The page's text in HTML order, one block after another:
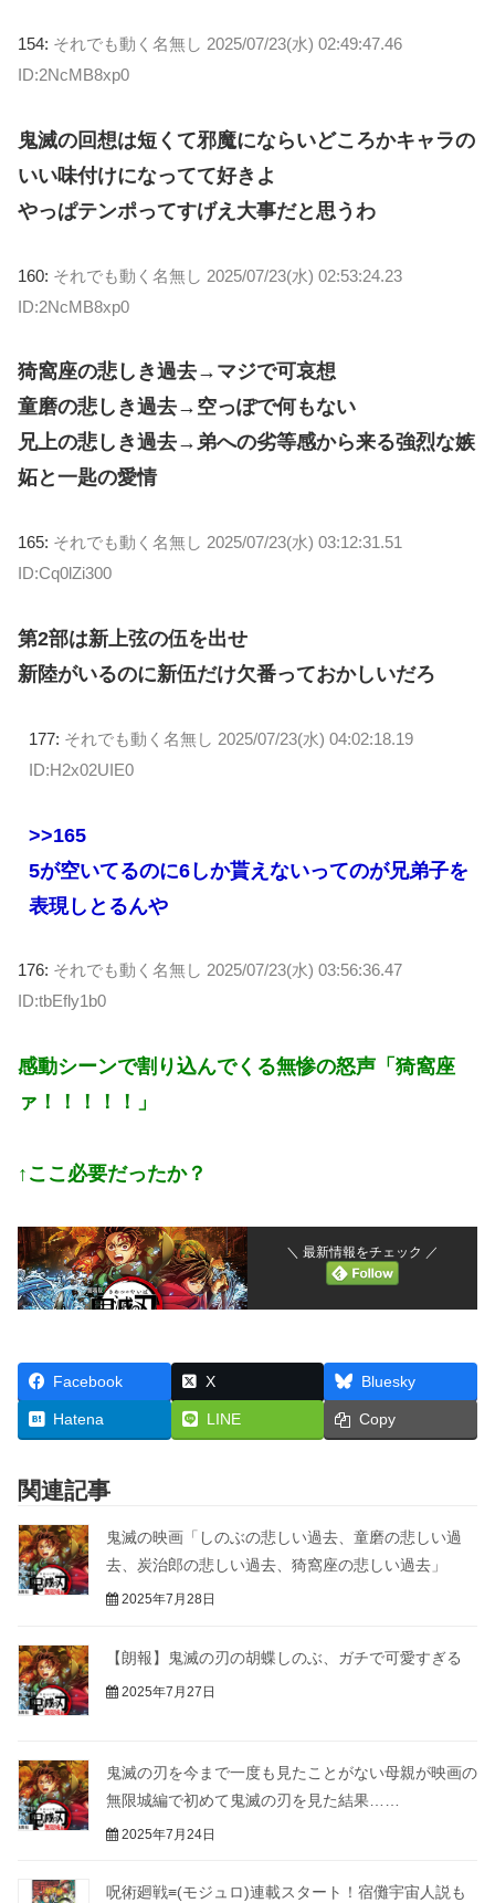
154: それでも動く名無し 2025/07/23(水) 02:49:47.46
ID:2NcMB8xp0
鬼滅の回想は短くて邪魔にならいどころかキャラの
いい味付けになってて好きよ
やっぱテンポってすげえ大事だと思うわ
160: それでも動く名無し 2025/07/23(水) 02:53:24.23
ID:2NcMB8xp0
猗窩座の悲しき過去→マジで可哀想
童磨の悲しき過去→空っぽで何もない
兄上の悲しき過去→弟への劣等感から来る強烈な嫉
妬と一匙の愛情
165: それでも動く名無し 2025/07/23(水) 03:12:31.51
ID:Cq0lZi300
第2部は新上弦の伍を出せ
新陸がいるのに新伍だけ欠番っておかしいだろ
177: それでも動く名無し 2025/07/23(水) 04:02:18.19
ID:H2x02UIE0
>>165
5が空いてるのに6しか貰えないってのが兄弟子を
表現しとるんや
176: それでも動く名無し 2025/07/23(水) 03:56:36.47
ID:tbEfly1b0
感動シーンで割り込んでくる無惨の怒声「猗窩座
ァ！！！！！」
↑ここ必要だったか？
＼ 最新情報をチェック ／
Facebook X Bluesky
Hatena LINE Copy
関連記事
鬼滅の映画「しのぶの悲しい過去、童磨の悲しい過
去、炭治郎の悲しい過去、猗窩座の悲しい過去」
2025年7月28日
【朗報】鬼滅の刃の胡蝶しのぶ、ガチで可愛すぎる
2025年7月27日
鬼滅の刃を今まで一度も見たことがない母親が映画の
無限城編で初めて鬼滅の刃を見た結果……
2025年7月24日
呪術廻戦≡(モジュロ)連載スタート！宿儺宇宙人説も